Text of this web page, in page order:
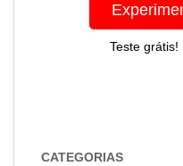
Teste grátis!
CATEGORIAS